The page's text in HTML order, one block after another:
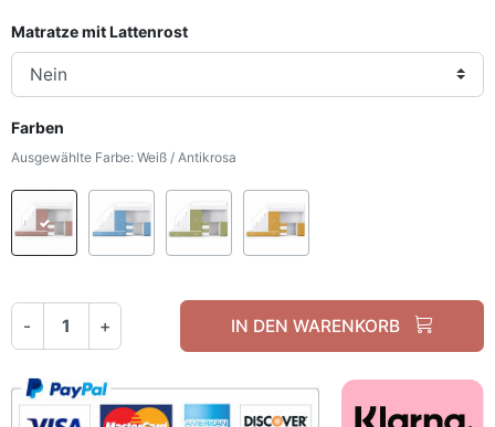
Matratze mit Lattenrost
Farben
Ausgewählte Farbe: Weiß / Antikrosa
Weiß / AntikrosaWeiß / Nebelblau
- + IN DEN WARENKORB